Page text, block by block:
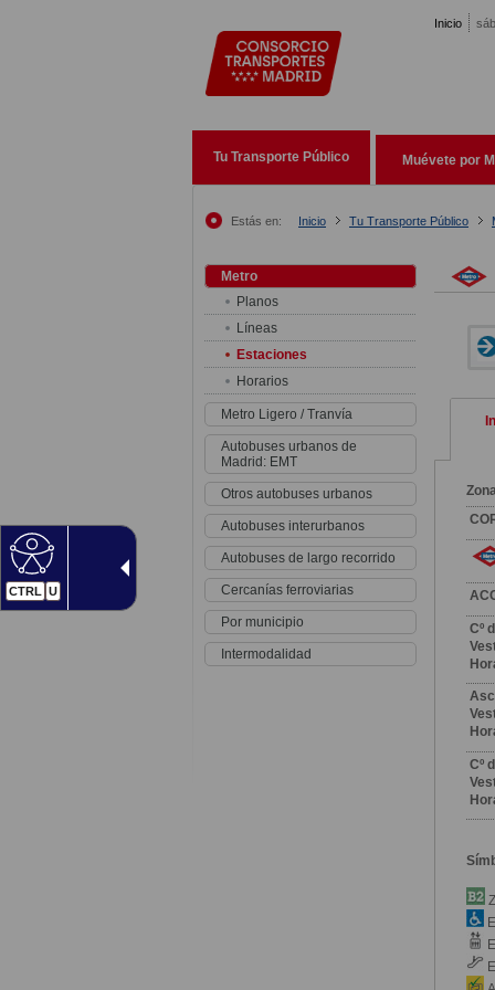
CTRL U
Inicio
Tu Transporte Público Muévete por
Estás en: Inicio Tu Transporte Público
Metro
Planos
Líneas
Estaciones
Horarios
Metro Ligero / Tranvía
Autobuses urbanos de
Madrid: EMT
Otros autobuses urbanos
Autobuses interurbanos
Autobuses de largo recorrido
Cercanías ferroviarias
Por municipio
Intermodalidad
Cº
Cº